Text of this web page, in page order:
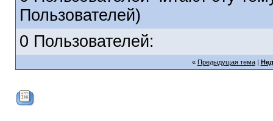
Пользователей)
0 Пользователей:
« Предыдущая тема|